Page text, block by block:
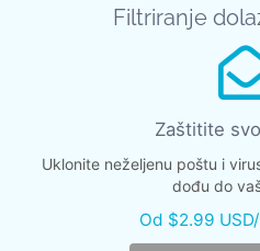
Filtriranje
Zaštitite
Uklonite neželjenu poštu i
dođu do
Od $2.99